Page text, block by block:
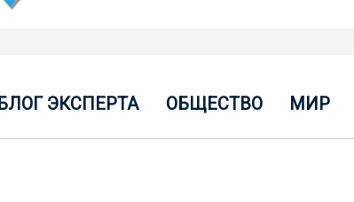
БЛОГ ЭКСПЕРТА ОБЩЕСТВО МИР